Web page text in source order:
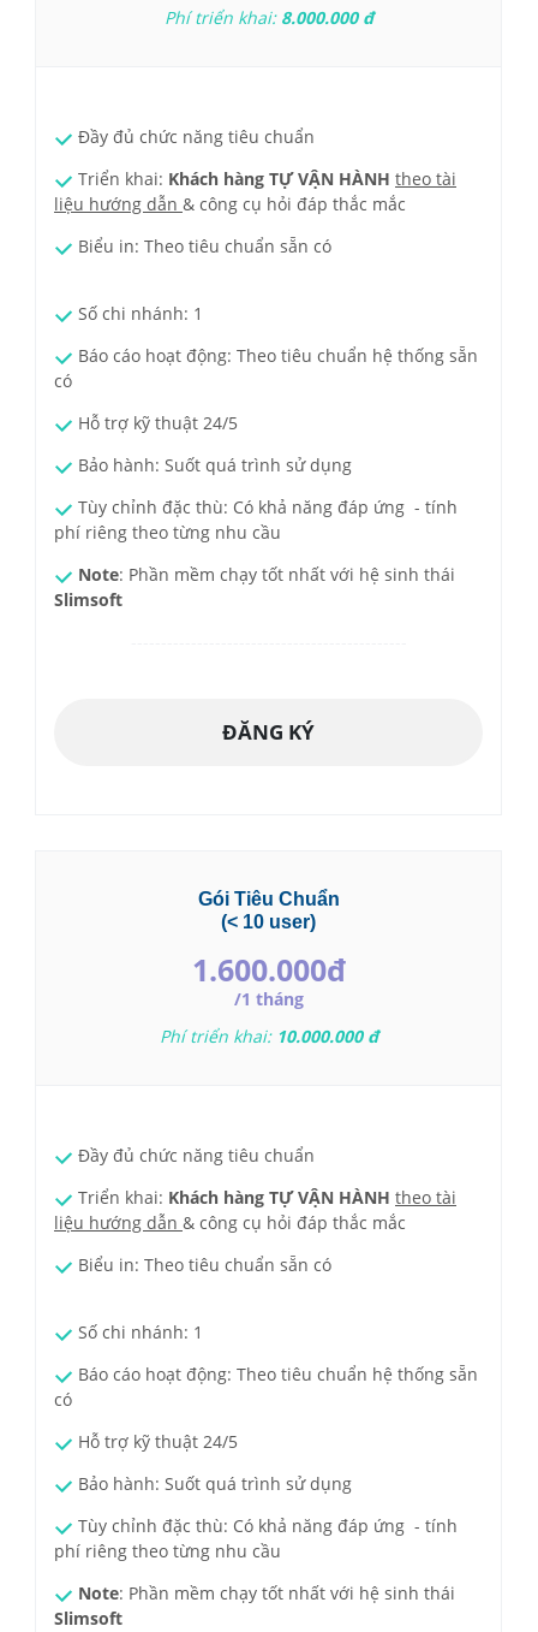
Phí triển khai: 8.000.000 đ
Đầy đủ chức năng tiêu chuẩn
Triển khai: Khách hàng TỰ VẬN HÀNH theo tài
liệu hướng dẫn & công cụ hỏi đáp thắc mắc
Biểu in: Theo tiêu chuẩn sẵn có
Số chi nhánh: 1
Báo cáo hoạt động: Theo tiêu chuẩn hệ thống sẵn
có
Hỗ trợ kỹ thuật 24/5
Bảo hành: Suốt quá trình sử dụng
Tùy chỉnh đặc thù: Có khả năng đáp ứng - tính
phí riêng theo từng nhu cầu
Note: Phần mềm chạy tốt nhất với hệ sinh thái
Slimsoft
ĐĂNG KÝ
Gói Tiêu Chuẩn
(< 10 user)
1.600.000đ
/1 tháng
Phí triển khai:10.000.000 đ
Đầy đủ chức năng tiêu chuẩn
Triển khai: Khách hàng TỰ VẬN HÀNH theo tài
liệu hướng dẫn & công cụ hỏi đáp thắc mắc
Biểu in: Theo tiêu chuẩn sẵn có
Số chi nhánh: 1
Báo cáo hoạt động: Theo tiêu chuẩn hệ thống sẵn
có
Hỗ trợ kỹ thuật 24/5
Bảo hành: Suốt quá trình sử dụng
Tùy chỉnh đặc thù: Có khả năng đáp ứng - tính
phí riêng theo từng nhu cầu
Note: Phần mềm chạy tốt nhất với hệ sinh thái
Slimsoft